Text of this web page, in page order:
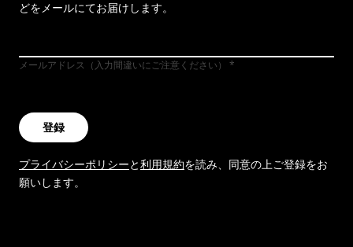
どをメールにてお届けします。
メールアドレス（入力間違いにご注意ください）
登録
プライバシーポリシーと利用規約を読み、同意の上ご登録をお
願いします。